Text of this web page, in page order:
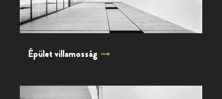
Épület villamosság